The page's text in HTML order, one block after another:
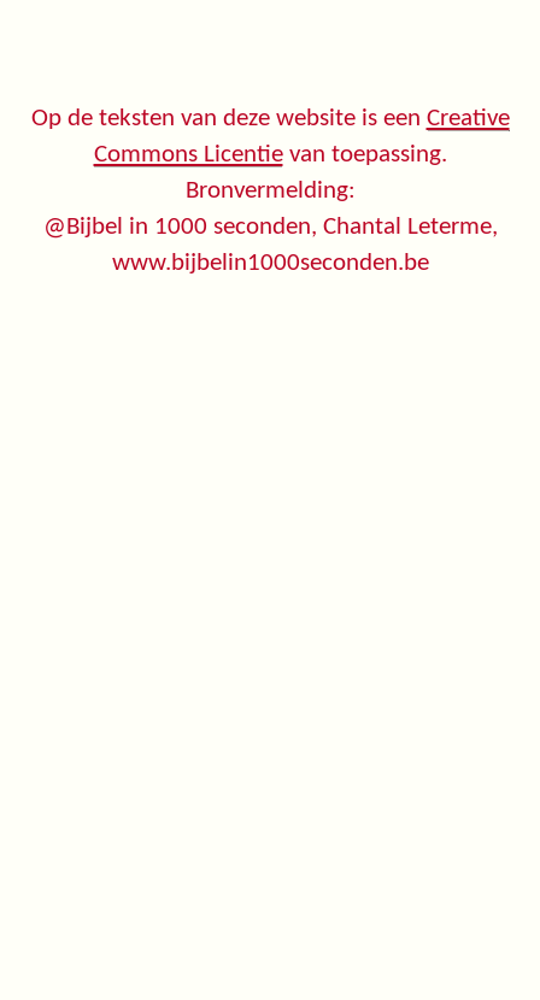
Op de teksten van deze website is een Creative
Commons Licentievan toepassing.
Bronvermelding:
@Bijbel in 1000 seconden, Chantal Leterme,
www.bijbelin1000seconden.be